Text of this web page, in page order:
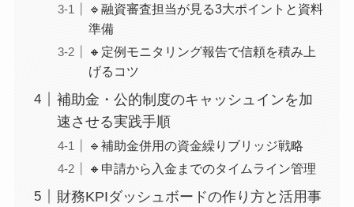
🔹融資審査担当が見る3大ポイントと資料
準備
🔸定例モニタリング報告で信頼を積み上
げるコツ
補助金・公的制度のキャッシュインを加
速させる実践手順
🔹補助金併用の資金繰りブリッジ戦略
🔸申請から入金までのタイムライン管理
財務KPIダッシュボードの作り方と活用事